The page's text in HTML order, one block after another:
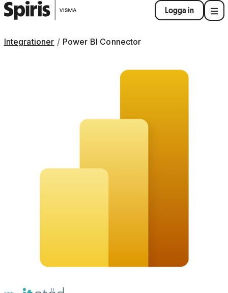
Logga in
Integrationer Power BI Connector